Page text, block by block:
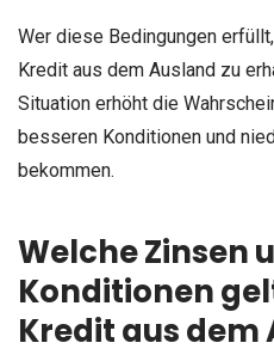
Wer diese Bedingungen
Kredit aus dem Ausland zu
Situation erhöht die
besseren Konditionen und
bekommen.
Welche Zinsen
Konditionen
Kredit aus dem